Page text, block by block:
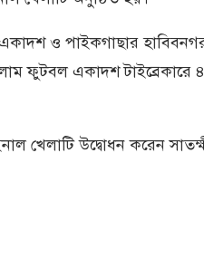
ও পাইকগাছার হাবিবনগর
ফুটবল একাদশ
খেলাটি উদ্বোধন করেন